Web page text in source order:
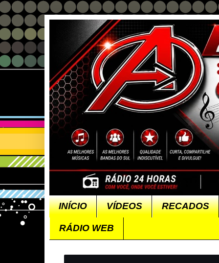
INÍCIO VÍDEOS RECADOS
RÁDIO WEB